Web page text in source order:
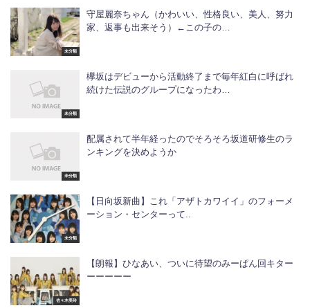
未分類
守屋麗奈ちゃん（かわいい、性格良い、美人、努力
家、返事も出来そう）←この子の…
未分類
欅坂はデビューから活動終了まで毎年紅白に呼ばれ
続けた伝説のグループになったわ…
未分類
配属されて半年経ったのでそろそろ坂道研修生のラ
ンキングを決めようか
未分類
【日向坂新曲】これ「アザトカワイイ」のフォーメ
ーション・センターって..
佐々木美玲
【朗報】ひなあい、ついに待望のみーぱん回キター
ーーーーー